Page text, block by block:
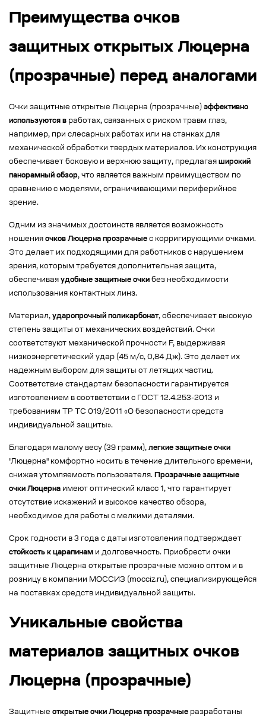
Преимущества очков
защитных открытых Люцерна
(прозрачные) перед аналогами
Очки защитные открытые Люцерна (прозрачные) эффективно
используются в работах, связанных с риском травм глаз,
например, при слесарных работах или на станках для
механической обработки твердых материалов. Их конструкция
обеспечивает боковую и верхнюю защиту, предлагая широкий
панорамный обзор, что является важным преимуществом по
сравнению с моделями, ограничивающими периферийное
зрение.
Одним из значимых достоинств является возможность
ношения очков Люцерна прозрачные с корригирующими очками.
Это делает их подходящими для работников с нарушением
зрения, которым требуется дополнительная защита,
обеспечивая удобные защитные очки без необходимости
использования контактных линз.
Материал, ударопрочный поликарбонат, обеспечивает высокую
степень защиты от механических воздействий. Очки
соответствуют механической прочности F, выдерживая
низкоэнергетический удар (45 м/с, 0,84 Дж). Это делает их
надежным выбором для защиты от летящих частиц.
Соответствие стандартам безопасности гарантируется
изготовлением в соответствии с ГОСТ 12.4.253-2013 и
требованиям ТР ТС 019/2011 «О безопасности средств
индивидуальной защиты».
Благодаря малому весу (39 грамм), легкие защитные очки
"Люцерна" комфортно носить в течение длительного времени,
снижая утомляемость пользователя. Прозрачные защитные
очки Люцерна имеют оптический класс 1, что гарантирует
отсутствие искажений и высокое качество обзора,
необходимое для работы с мелкими деталями.
Срок годности в 3 года с даты изготовления подтверждает
стойкость к царапинам и долговечность. Приобрести очки
защитные Люцерна открытые прозрачные можно оптом и в
розницу в компании МОССИЗ (mocciz.ru), специализирующейся
на поставках средств индивидуальной защиты.
Уникальные свойства
материалов защитных очков
Люцерна (прозрачные)
Защитные открытые очки Люцерна прозрачные разработаны